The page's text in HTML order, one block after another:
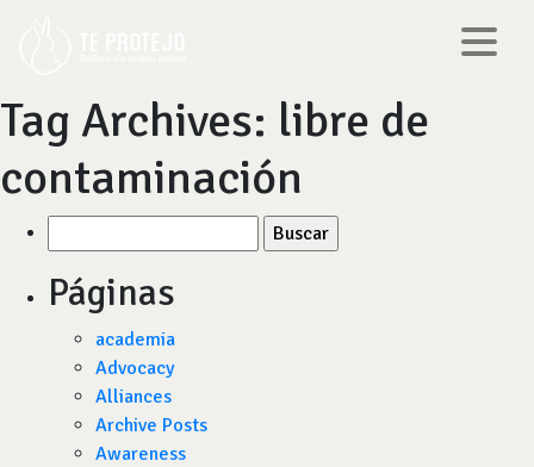
Tag Archives: libre de
contaminación
por:
Páginas
academia
Advocacy
Alliances
Archive Posts
Awareness